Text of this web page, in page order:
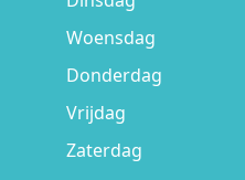
Woensdag
Donderdag
Vrijdag
Zaterdag